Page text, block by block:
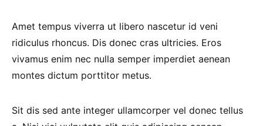
Amet tempus viverra ut libero nascetur id veni
ridiculus rhoncus. Dis donec cras ultricies. Eros
vivamus enim nec nulla semper imperdiet aenean
montes dictum porttitor metus.
Sit dis sed ante integer ullamcorper vel donec tellus